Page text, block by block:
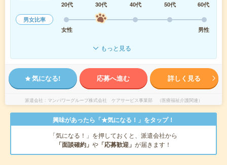
20代
30代 40代 50代
60代
男女比率
女性
男性
もっと見る
気になる! 応募へ進む 詳しく見る
派遣会社 マンパワーグループ株式会社 ケアサービス事業部 （医療福祉介護関連）
興味があったら「★気になる！」をタップ！
「気になる！」を押しておくと、派遣会社から
「面談確約」 や 「応募歓迎」 が届きます！